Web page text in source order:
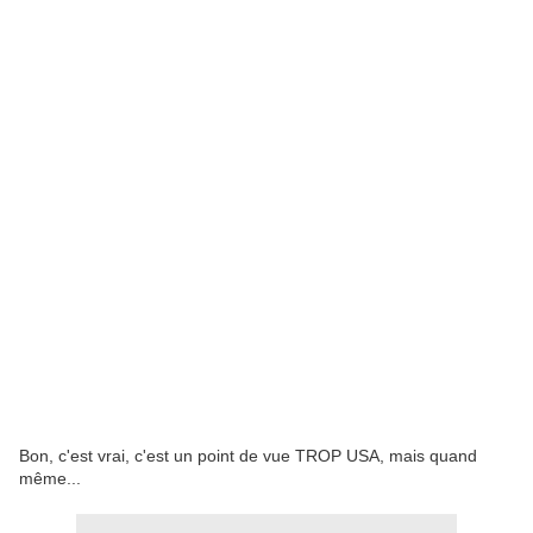
Bon, c'est vrai, c'est un point de vue TROP USA, mais quand
même...